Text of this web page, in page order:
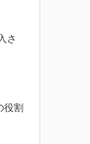
さ
役割